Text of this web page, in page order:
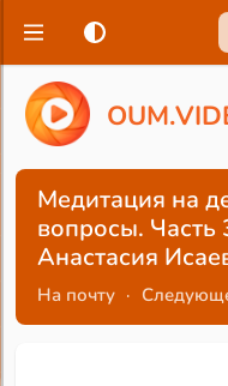
OUM.VID
Медитация на
вопросы.
Анастасия
На почту ·